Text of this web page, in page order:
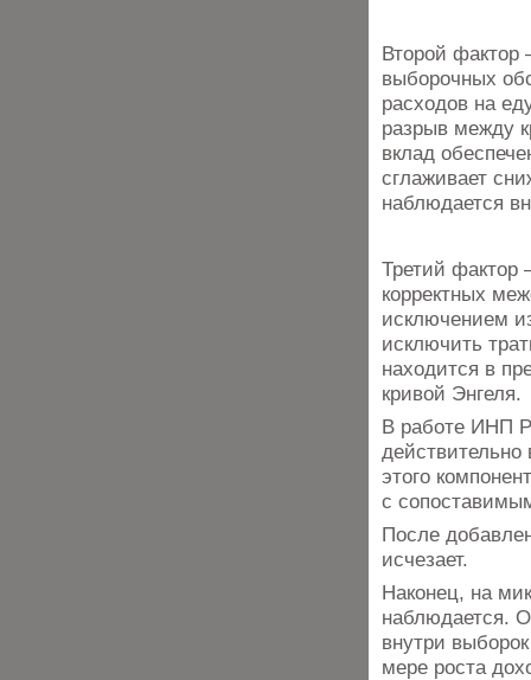
Второй фактор
выборочных
расходов на
разрыв между
вклад
сглаживает
наблюдается
Третий фактор
корректных
исключением
исключить
находится в
кривой Энгеля.
В работе ИНП
этого
с
После
исчезает.
Наконец, на
наблюдается.
внутри
мере роста